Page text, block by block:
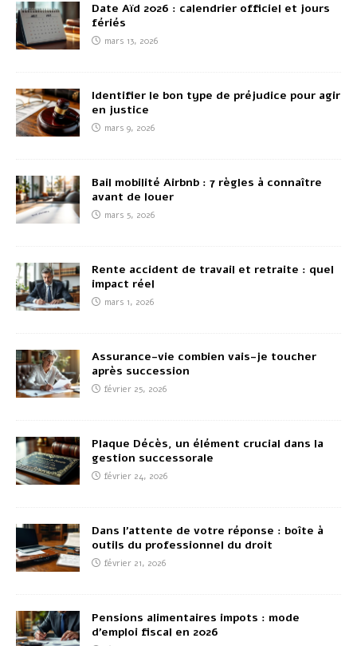
Date Aïd 2026 : calendrier officiel et jours
fériés
mars 13, 2026
Identifier le bon type de préjudice pour agir
en justice
mars 9, 2026
Bail mobilité Airbnb : 7 règles à connaître
avant de louer
mars 5, 2026
Rente accident de travail et retraite : quel
impact réel
mars 1, 2026
Assurance-vie combien vais-je toucher
après succession
février 25, 2026
Plaque Décès, un élément crucial dans la
gestion successorale
février 24, 2026
Dans l’attente de votre réponse : boîte à
outils du professionnel du droit
février 21, 2026
Pensions alimentaires impots : mode
d’emploi fiscal en 2026